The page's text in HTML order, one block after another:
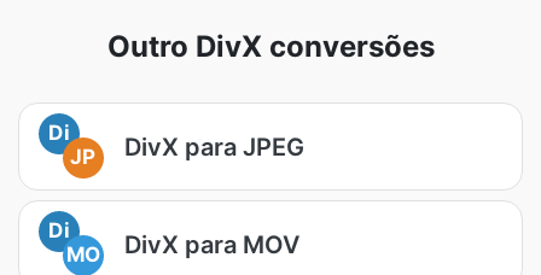
Outro DivX conversões
Di
JP
DivX para JPEG
Di
MO
DivX para MOV